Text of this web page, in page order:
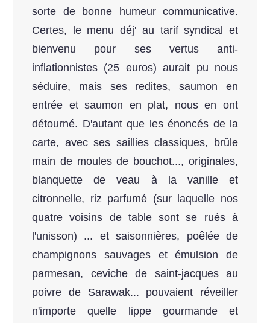
sorte de bonne humeur communicative.
Certes, le menu déj' au tarif syndical et
bienvenu pour ses vertus anti-
inflationnistes (25 euros) aurait pu nous
séduire, mais ses redites, saumon en
entrée et saumon en plat, nous en ont
détourné. D'autant que les énoncés de la
carte, avec ses saillies classiques, brûle
main de moules de bouchot..., originales,
blanquette de veau à la vanille et
citronnelle, riz parfumé (sur laquelle nos
quatre voisins de table sont se rués à
l'unisson) ... et saisonnières, poêlée de
champignons sauvages et émulsion de
parmesan, ceviche de saint-jacques au
poivre de Sarawak... pouvaient réveiller
n'importe quelle lippe gourmande et